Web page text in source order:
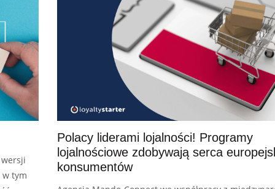
w tym
Polacy liderami lojalności! Programy
lojalnościowe zdobywają serca
konsumentów